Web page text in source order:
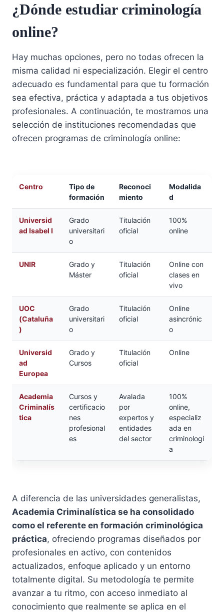
¿Dónde estudiar criminología
online?
Hay muchas opciones, pero no todas ofrecen la
misma calidad ni especialización. Elegir el centro
adecuado es fundamental para que tu formación
sea efectiva, práctica y adaptada a tus objetivos
profesionales. A continuación, te mostramos una
selección de instituciones recomendadas que
ofrecen programas de criminología online:
Centro
Tipo de
formación
Reconoci
miento
Modalida
d
Universid
ad Isabel I
Grado
universitari
o
Titulación
oficial
100%
online
UNIR
Grado y
Máster
Titulación
oficial
Online con
clases en
vivo
UOC
(Cataluña
)
Grado
universitari
o
Titulación
oficial
Online
asincrónic
o
Universid
ad
Europea
Grado y
Cursos
Titulación
oficial
Online
Academia
Criminalís
tica
Cursos y
certificacio
nes
profesional
es
Avalada
por
expertos y
entidades
del sector
100%
online,
especializ
ada en
criminologí
a
A diferencia de las universidades generalistas,
Academia Criminalística se ha consolidado
como el referente en formación criminológica
práctica, ofreciendo programas diseñados por
profesionales en activo, con contenidos
actualizados, enfoque aplicado y un entorno
totalmente digital. Su metodología te permite
avanzar a tu ritmo, con acceso inmediato al
conocimiento que realmente se aplica en el